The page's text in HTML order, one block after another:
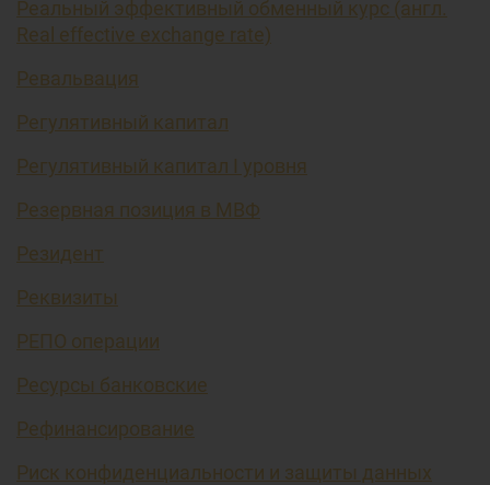
Реальный эффективный обменный курс (англ.
Real effective exchange rate)
Ревальвация
Регулятивный капитал
Регулятивный капитал I уровня
Резервная позиция в МВФ
Резидент
Реквизиты
РЕПО операции
Ресурсы банковские
Рефинансирование
Риск конфиденциальности и защиты данных